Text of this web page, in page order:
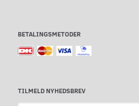
BETALINGSMETODER
TILMELD NYHEDSBREV